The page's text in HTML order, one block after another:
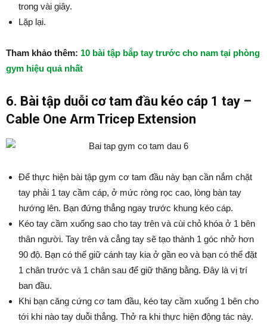
trong vài giây.
Lặp lại.
Tham khảo thêm: 10 bài tập bắp tay trước cho nam tại phòng
gym hiệu quả nhất
6. Bài tập duỗi cơ tam đầu kéo cáp 1 tay –
Cable One Arm Tricep Extension
Để thực hiện bài tập gym cơ tam đầu này bạn cần nắm chặt
tay phải 1 tay cầm cáp, ở mức ròng rọc cao, lòng bàn tay
hướng lên. Bạn đứng thẳng ngay trước khung kéo cáp.
Kéo tay cầm xuống sao cho tay trên và cùi chỏ khóa ở 1 bên
thân người. Tay trên và cẳng tay sẽ tạo thành 1 góc nhở hơn
90 độ. Bạn có thể giữ cánh tay kia ở gần eo và bạn có thể đặt
1 chân trước và 1 chân sau để giữ thăng bằng. Đây là vị trí
ban đầu.
Khi bạn căng cứng cơ tam đầu, kéo tay cầm xuống 1 bên cho
tới khi nào tay duỗi thẳng. Thở ra khi thực hiện động tác này.